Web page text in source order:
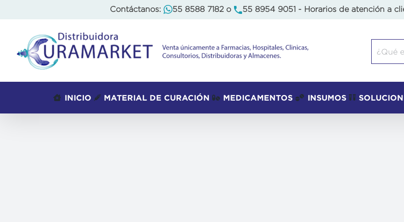
Contáctanos: 55 8588 7182 o 55 8954 9051 - Horarios de atención a
INICIO MATERIAL DE CURACIÓN MEDICAMENTOS INSUMOS